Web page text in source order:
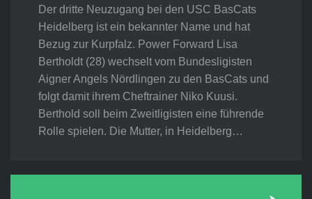
Der dritte Neuzugang bei den USC BasCats
Heidelberg ist ein bekannter Name und hat
Bezug zur Kurpfalz. Power Forward Lisa
Bertholdt (28) wechselt vom Bundesligisten
Aigner Angels Nördlingen zu den BasCats und
folgt damit ihrem Cheftrainer Niko Kuusi.
Berthold soll beim Zweitligisten eine führende
Rolle spielen. Die Mutter, in Heidelberg…